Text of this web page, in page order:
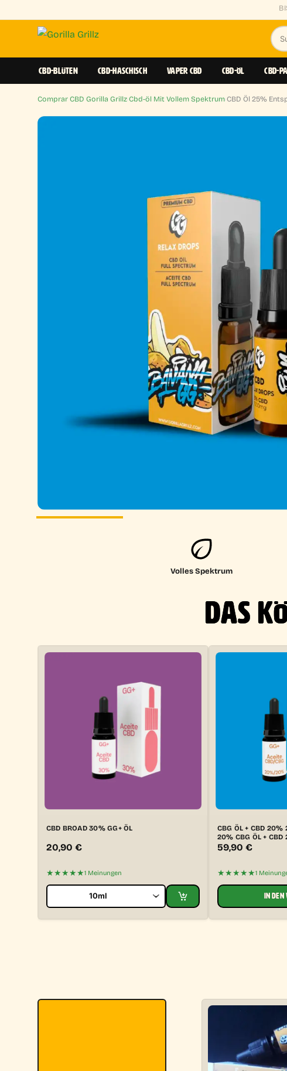
CBD-BLÜTEN CBD-HASCHISCH VAPER CBD CBD-ÖL CBD-
Comprar CBD Gorilla Grillz›Cbd-öl Mit Vollem Spektrum›CBD Öl 25%
Volles Spektrum
DAS
CBD BROAD 30% GG+ ÖL
20,90 €
★★★★★1 Meinungen
CBG ÖL + CBD
20% CBG ÖL + CBD
59,90 €
★★★★★1
IN DEN